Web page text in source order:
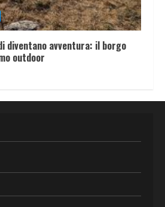
diventano avventura: il borgo
outdoor